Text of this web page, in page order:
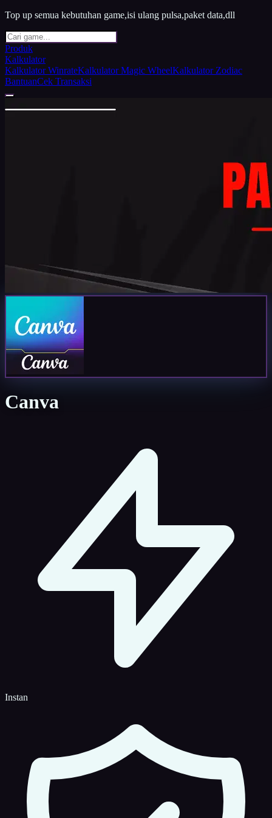
Top up semua kebutuhan game,isi ulang pulsa,paket data,dll
Produk
Kalkulator
Kalkulator WinrateKalkulator Magic WheelKalkulator Zodiac
BantuanCek Transaksi
Canva
Instan